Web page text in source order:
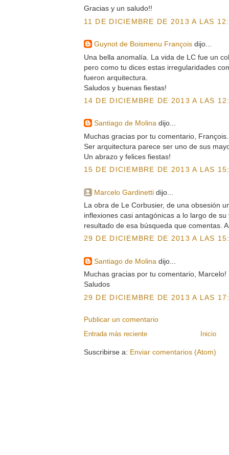
Gracias y un saludo!!
11 DE DICIEMBRE DE 2013 A LAS
Guynot de Boismenu Françoisdijo...
Una bella anomalía. La vida de LC fue un
pero como tu dices estas irregularidades
fueron arquitectura.
Saludos y buenas fiestas!
14 DE DICIEMBRE DE 2013 A LAS
Santiago de Molinadijo...
Muchas gracias por tu comentario, François.
Ser arquitectura parece ser uno de sus
Un abrazo y felices fiestas!
15 DE DICIEMBRE DE 2013 A LAS
Marcelo Gardinettidijo...
La obra de Le Corbusier, de una obsesión
inflexiones casi antagónicas a lo largo de
resultado de esa búsqueda que comentas.
29 DE DICIEMBRE DE 2013 A LAS
Santiago de Molina dijo...
Muchas gracias por tu comentario, Marcelo!
Saludos
29 DE DICIEMBRE DE 2013 A LAS
Publicar un comentario
Entrada más reciente Inicio
Suscribirse a: Enviar comentarios (Atom)